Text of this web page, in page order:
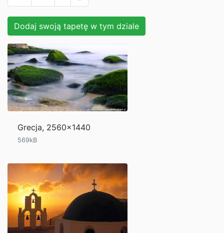
Dodaj swoją tapetę w tym dziale
Grecja, 2560x1440
569kB